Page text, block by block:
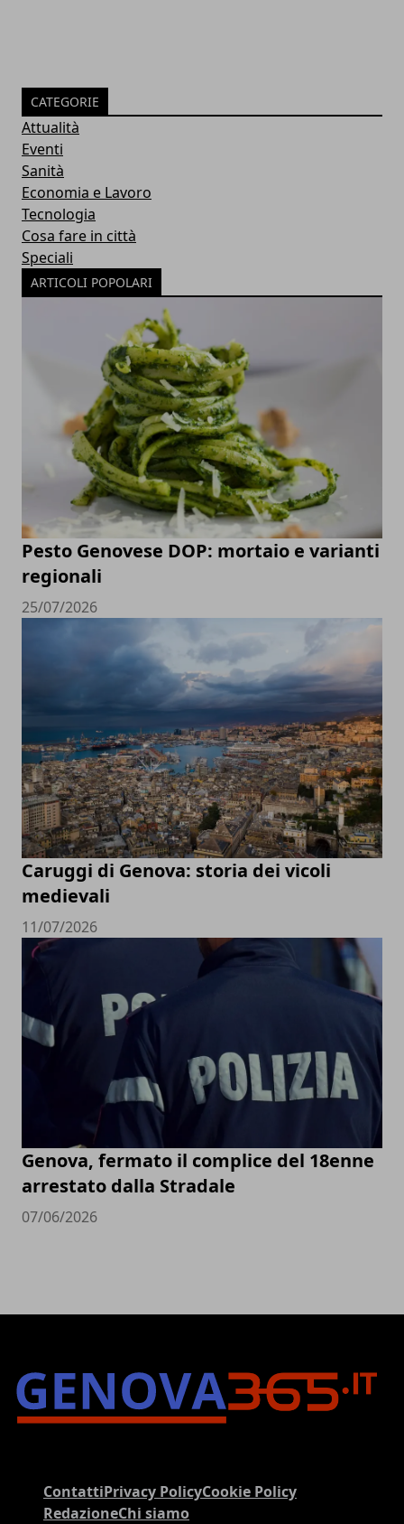
CATEGORIE
Attualità
Eventi
Sanità
Economia e Lavoro
Tecnologia
Cosa fare in città
Speciali
ARTICOLI POPOLARI
Pesto Genovese DOP: mortaio e varianti
regionali
25/07/2026
Caruggi di Genova: storia dei vicoli
medievali
11/07/2026
Genova, fermato il complice del 18enne
arrestato dalla Stradale
07/06/2026
ContattiPrivacy PolicyCookie Policy
RedazioneChi siamo